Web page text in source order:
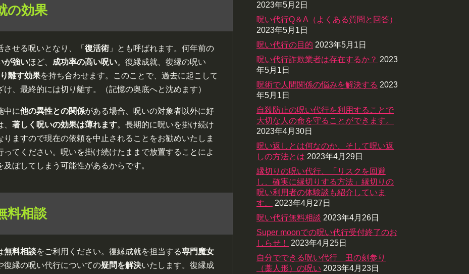
の効果
せる呪いとなり、「 復活術 」とも呼ばれます。何年前の
が強いほど、 成功率の高い呪い。復縁成就、復縁の呪い
離す効果を持ち合わせます。このことで、過去に起こして
、最終的には切り離す。（記憶の奥底へと沈めます）
中に他の異性との関係がある場合、呪いの対象者以外に好
著しく呪いの効果は薄れます。長期的に呪いを掛け続け
ますので現在の依頼を中止されることをお勧めいたしま
てください。呪いを掛け続けたままで放置することによ
ぼしてしまう可能性があるからです。
料相談
無料相談をご利用ください。復縁成就を担当する専門魔女
復縁の呪い代行についての疑問を解決いたします。復縁成
2023年5月2日
呪い代行Q＆A（よくある質問と回答）
2023年5月1日
呪い代行の目的 2023年5月1日
呪い代行詐欺業者は存在するか？ 2023
年5月1日
呪術で人間関係の悩みを解決する 2023
年5月1日
自殺防止の呪い代行を利用することで
大切な人の命を守ることができます。
2023年4月30日
呪い返しとは何なのか、そして呪い返
しの方法とは 2023年4月29日
縁切りの呪い代行、「リスクを回避
し、確実に縁切りする方法」縁切りの
呪い利用者の体験談も紹介していま
す。
2023年4月27日
呪い代行無料相談 2023年4月26日
Super moonでの呪い代行受付終了のお
しらせ！
2023年4月25日
自分でできる呪い代行 丑の刻参り
（藁人形）の呪い 2023年4月23日